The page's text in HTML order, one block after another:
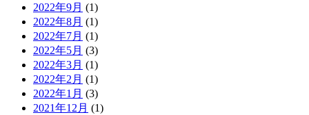
2022年9月 (1)
2022年8月 (1)
2022年7月 (1)
2022年5月 (3)
2022年3月 (1)
2022年2月 (1)
2022年1月 (3)
2021年12月 (1)